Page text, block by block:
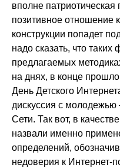
вполне
позитивное отношение
конструкции попадет
надо сказать, что
предлагаемых
на днях, в конце
День Детского
дискуссия с
Сети. Так вот, в
назвали именно
определений,
недоверия к Интернет-